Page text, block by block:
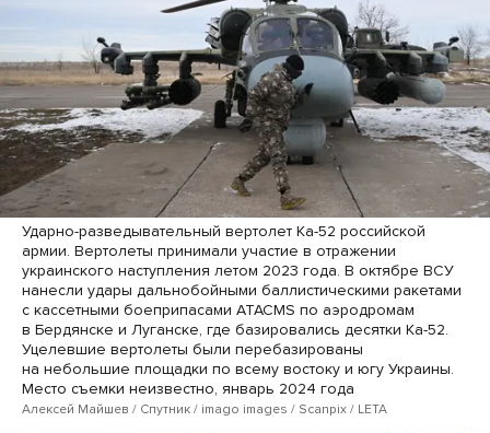
Ударно-разведывательный вертолет Ка-52 российской
армии. Вертолеты принимали участие в отражении
украинского наступления летом 2023 года. В октябре ВСУ
нанесли удары дальнобойными баллистическими ракетами
с кассетными боеприпасами ATACMS по аэродромам
в Бердянске и Луганске, где базировались десятки Ка-52.
Уцелевшие вертолеты были перебазированы
на небольшие площадки по всему востоку и югу Украины.
Место съемки неизвестно, январь 2024 года
Алексей Майшев / Спутник / imago images / Scanpix / LETA